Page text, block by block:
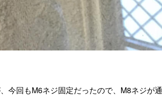
今回もM6ネジ固定だったので、M8ネジが通